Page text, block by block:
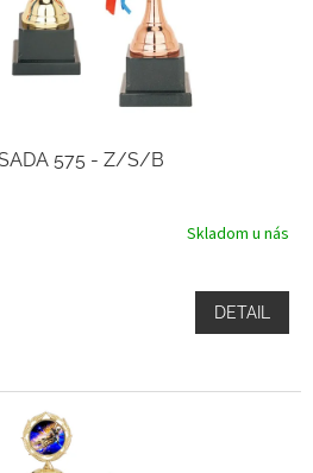
575 - Z/S/B
Skladom u nás
DETAIL